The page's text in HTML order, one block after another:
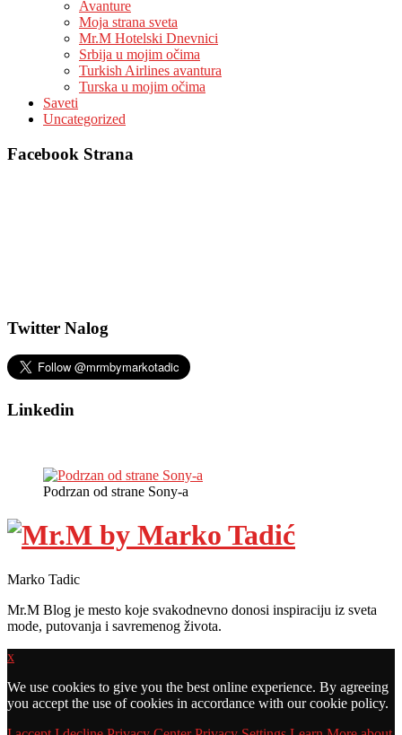
Avanture
Moja strana sveta
Mr.M Hotelski Dnevnici
Srbija u mojim očima
Turkish Airlines avantura
Turska u mojim očima
Saveti
Uncategorized
Facebook Strana
Twitter Nalog
Linkedin
Podrzan od strane Sony-a
Marko Tadic
Mr.M Blog je mesto koje svakodnevno donosi inspiraciju iz sveta
mode, putovanja i savremenog života.
x
We use cookies to give you the best online experience. By agreeing
you accept the use of cookies in accordance with our cookie policy.